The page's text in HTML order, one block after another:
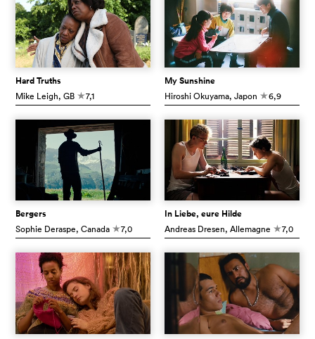
Hard Truths
Mike Leigh, GB c7,1
My Sunshine
Hiroshi Okuyama, Japon c6,9
Bergers
Sophie Deraspe, Canada c7,0
In Liebe, eure Hilde
Andreas Dresen, Allemagne c7,0